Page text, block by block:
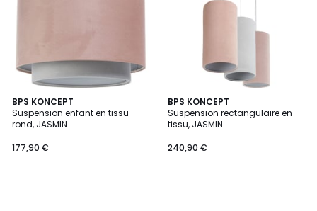
BPS KONCEPT
Suspension enfant en tissu
rond, JASMIN
177,90 €
BPS KONCEPT
Suspension rectangulaire en
tissu, JASMIN
240,90 €